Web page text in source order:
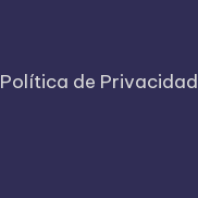
Política de Privacidad